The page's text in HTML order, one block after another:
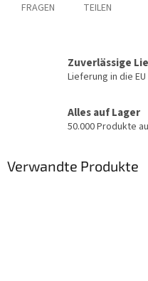
FRAGEN TEILEN
Zuverlässige
Lieferung in die EU
Alles auf Lager
50.000 Produkte
Verwandte Produkte